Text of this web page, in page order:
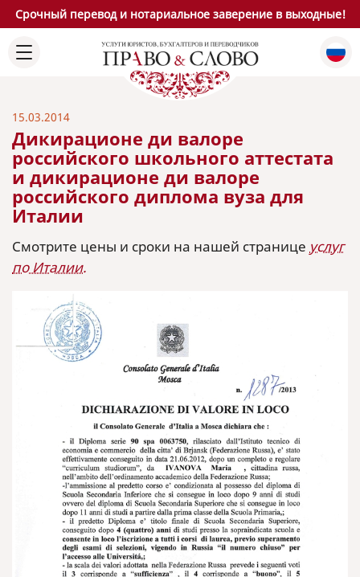
Срочный перевод и нотариальное заверение в выходные!
15.03.2014
Дикирационе ди валоре
российского школьного аттестата
и дикирационе ди валоре
российского диплома вуза для
Италии
Смотрите цены и сроки на нашей странице услуг
по Италии.